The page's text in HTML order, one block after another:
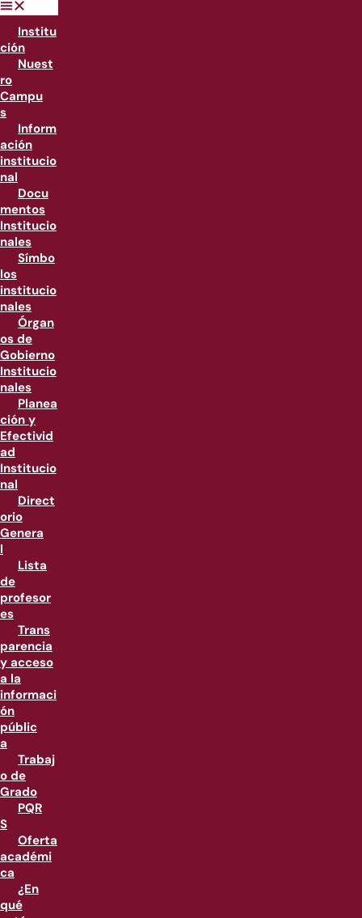
Institu
ción
Nuest
ro
Campu
s
Inform
ación
institucio
nal
Docu
mentos
Institucio
nales
Símbo
los
institucio
nales
Órgan
os de
Gobierno
Institucio
nales
Planea
ción y
Efectivid
ad
Institucio
nal
Direct
orio
Genera
l
Lista
de
profesor
es
Trans
parencia
y acceso
a la
informaci
ón
públic
a
Trabaj
o de
Grado
PQR
S
Oferta
académi
ca
¿En
qué